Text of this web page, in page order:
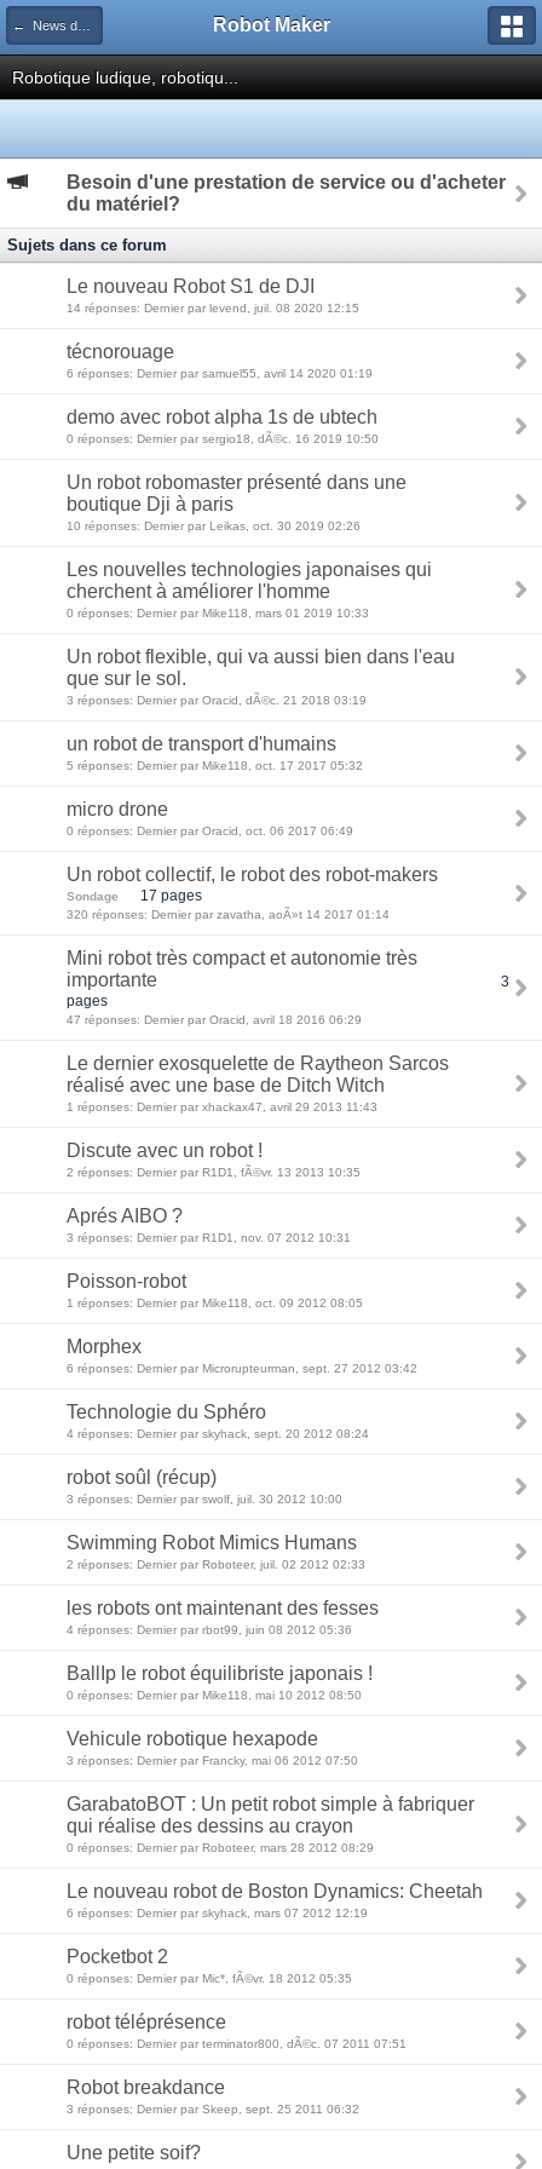
← News dans le domaine de la robotique Robot Maker
Robotique ludique, robotiqu...
Besoin d'une prestation de service ou d'acheter
du matériel?
Sujets dans ce forum
Le nouveau Robot S1 de DJI
14 réponses: Dernier par levend, juil. 08 2020 12:15
técnorouage
6 réponses: Dernier par samuel55, avril 14 2020 01:19
demo avec robot alpha 1s de ubtech
0 réponses: Dernier par sergio18, dÃ©c. 16 2019 10:50
Un robot robomaster présenté dans une
boutique Dji à paris
10 réponses: Dernier par Leikas, oct. 30 2019 02:26
Les nouvelles technologies japonaises qui
cherchent à améliorer l'homme
0 réponses: Dernier par Mike118, mars 01 2019 10:33
Un robot flexible, qui va aussi bien dans l'eau
que sur le sol.
3 réponses: Dernier par Oracid, dÃ©c. 21 2018 03:19
un robot de transport d'humains
5 réponses: Dernier par Mike118, oct. 17 2017 05:32
micro drone
0 réponses: Dernier par Oracid, oct. 06 2017 06:49
Un robot collectif, le robot des robot-makers
Sondage 17 pages
320 réponses: Dernier par zavatha, aoÃ»t 14 2017 01:14
Mini robot très compact et autonomie très
importante
3
pages
47 réponses: Dernier par Oracid, avril 18 2016 06:29
Le dernier exosquelette de Raytheon Sarcos
réalisé avec une base de Ditch Witch
1 réponses: Dernier par xhackax47, avril 29 2013 11:43
Discute avec un robot !
2 réponses: Dernier par R1D1, fÃ©vr. 13 2013 10:35
Aprés AIBO ?
3 réponses: Dernier par R1D1, nov. 07 2012 10:31
Poisson-robot
1 réponses: Dernier par Mike118, oct. 09 2012 08:05
Morphex
6 réponses: Dernier par Microrupteurman, sept. 27 2012 03:42
Technologie du Sphéro
4 réponses: Dernier par skyhack, sept. 20 2012 08:24
robot soûl (récup)
3 réponses: Dernier par swolf, juil. 30 2012 10:00
Swimming Robot Mimics Humans
2 réponses: Dernier par Roboteer, juil. 02 2012 02:33
les robots ont maintenant des fesses
4 réponses: Dernier par rbot99, juin 08 2012 05:36
BallIp le robot équilibriste japonais !
0 réponses: Dernier par Mike118, mai 10 2012 08:50
Vehicule robotique hexapode
3 réponses: Dernier par Francky, mai 06 2012 07:50
GarabatoBOT : Un petit robot simple à fabriquer
qui réalise des dessins au crayon
0 réponses: Dernier par Roboteer, mars 28 2012 08:29
Le nouveau robot de Boston Dynamics: Cheetah
6 réponses: Dernier par skyhack, mars 07 2012 12:19
Pocketbot 2
0 réponses: Dernier par Mic*, fÃ©vr. 18 2012 05:35
robot téléprésence
0 réponses: Dernier par terminator800, dÃ©c. 07 2011 07:51
Robot breakdance
3 réponses: Dernier par Skeep, sept. 25 2011 06:32
Une petite soif?